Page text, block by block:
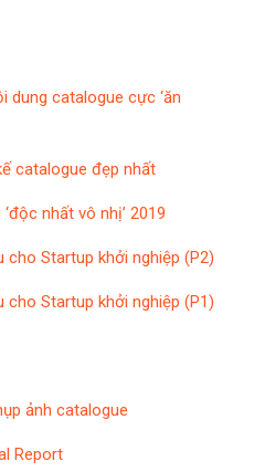
dung catalogue cực ‘ăn
catalogue đẹp nhất
nhất vô nhị’ 2019
Startup khởi nghiệp (P2)
Startup khởi nghiệp (P1)
ảnh catalogue
Report